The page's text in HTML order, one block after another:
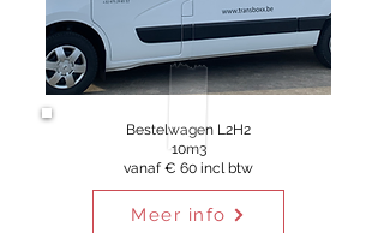
Bestelwagen L2H2
10m3
vanaf € 60 incl btw
Meer info